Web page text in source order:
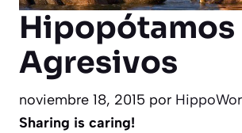
Hipopótamos
Agresivos
noviembre 18, 2015 por
Sharing is caring!